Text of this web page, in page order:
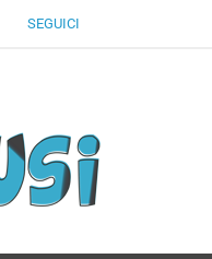
SEGUICI
Il